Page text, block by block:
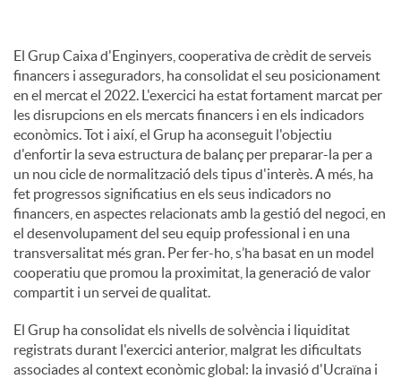
El Grup Caixa d'Enginyers, cooperativa de crèdit de serveis
financers i asseguradors, ha consolidat el seu posicionament
en el mercat el 2022. L'exercici ha estat fortament marcat per
les disrupcions en els mercats financers i en els indicadors
econòmics. Tot i així, el Grup ha aconseguit l'objectiu
d'enfortir la seva estructura de balanç per preparar-la per a
un nou cicle de normalització dels tipus d'interès. A més, ha
fet progressos significatius en els seus indicadors no
financers, en aspectes relacionats amb la gestió del negoci, en
el desenvolupament del seu equip professional i en una
transversalitat més gran. Per fer-ho, s’ha basat en un model
cooperatiu que promou la proximitat, la generació de valor
compartit i un servei de qualitat.
El Grup ha consolidat els nivells de solvència i liquiditat
registrats durant l'exercici anterior, malgrat les dificultats
associades al context econòmic global: la invasió d'Ucraïna i